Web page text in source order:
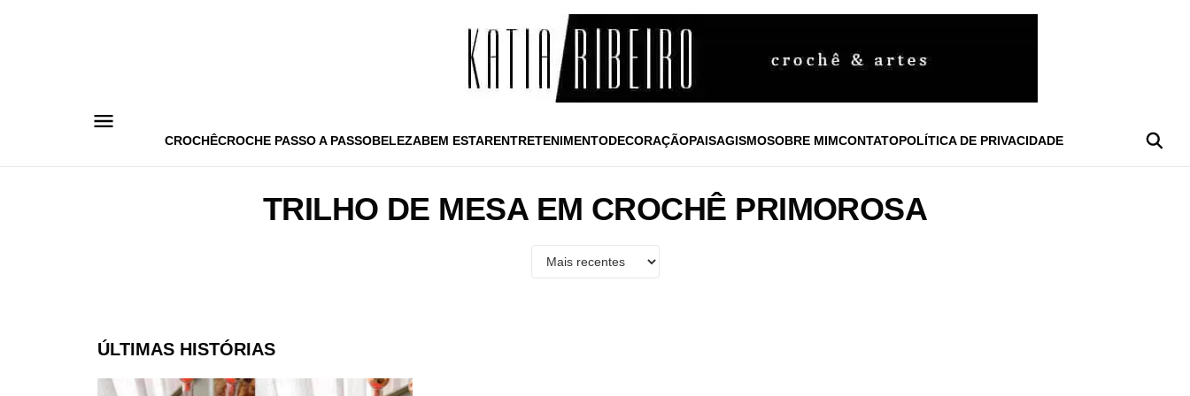
CROCHÊCROCHE PASSO A PASSOBELEZABEM ESTARENTRETENIMENTODECORAÇÃOPAISAGISMOSOBRE MIMCONTATOPOLÍTICA DE PRIVACIDADE
TRILHO DE MESA EM CROCHÊ PRIMOROSA
ÚLTIMAS HISTÓRIAS